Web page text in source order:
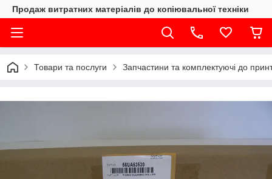
Продаж витратних матеріалів до копіювальної техніки
Товари та послуги Запчастини та комплектуючі до